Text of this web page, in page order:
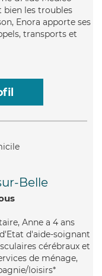
bien les troubles
Enora apporte ses
transports et
Belle
Anne a 4 ans
d'aide-soignant
cérébraux et
de ménage,
loisirs*